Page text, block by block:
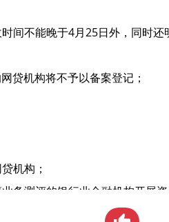
不能晚于4月25日外，同时
贷机构将不予以备案登记；
机构；
务测评的银行业金融机构开展
转让或清偿完成的网贷机构；